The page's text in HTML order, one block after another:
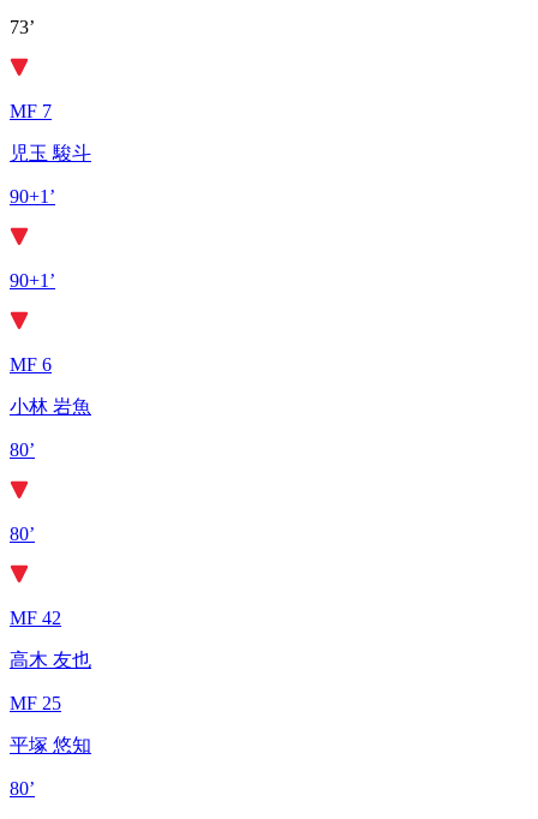
73’
MF 7
児玉 駿斗
90+1’
90+1’
MF 6
小林 岩魚
80’
80’
MF 42
高木 友也
MF 25
平塚 悠知
80’